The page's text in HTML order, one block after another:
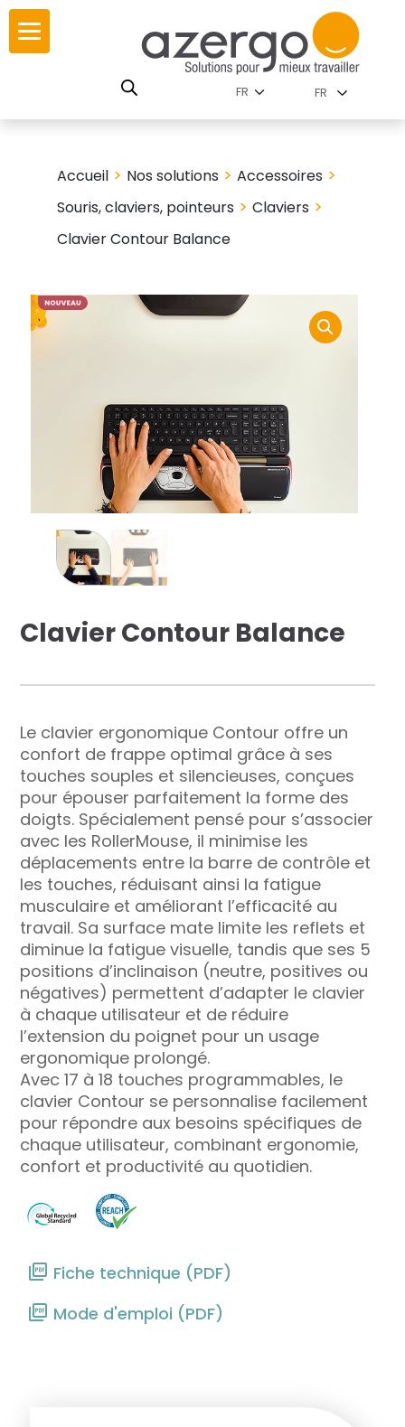
Skip
content
par famille
travail
solutions...
Azergo
FR
Accueil > Nos solutions >Accessoires >
Souris, claviers, pointeurs >Claviers >
Clavier Contour Balance
Clavier Contour Balance
Le clavier ergonomique Contour offre un
confort de frappe optimal grâce à ses
touches souples et silencieuses, conçues
pour épouser parfaitement la forme des
doigts. Spécialement pensé pour s’associer
avec les RollerMouse, il minimise les
déplacements entre la barre de contrôle et
les touches, réduisant ainsi la fatigue
musculaire et améliorant l’efficacité au
travail. Sa surface mate limite les reflets et
diminue la fatigue visuelle, tandis que ses 5
positions d’inclinaison (neutre, positives ou
négatives) permettent d’adapter le clavier
à chaque utilisateur et de réduire
l’extension du poignet pour un usage
ergonomique prolongé.
Avec 17 à 18 touches programmables, le
clavier Contour se personnalise facilement
pour répondre aux besoins spécifiques de
chaque utilisateur, combinant ergonomie,
confort et productivité au quotidien.
Fiche technique (PDF)
Mode d'emploi (PDF)